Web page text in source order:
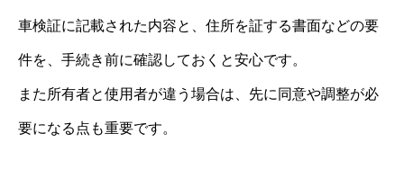
車検証に記載された内容と、住所を証する書面などの要
件を、手続き前に確認しておくと安心です。
また所有者と使用者が違う場合は、先に同意や調整が必
要になる点も重要です。